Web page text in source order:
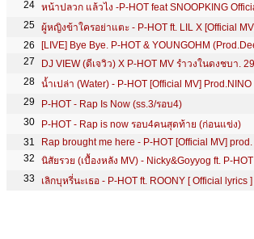
ผู้หญิงข้าใครอย่าแตะ - P-HOT ft. LIL X [Official
น้ำเปล่า (Water) - P-HOT [Official MV] Prod.NINO
P-HOT - Rap Is Now (ss.3/รอบ4)
P-HOT - Rap is now รอบ4คนสุดท้าย (ก่อนแข่ง)
เลิกบุหรี่นะเธอ - P-HOT ft. ROONY [ Official lyrics ]